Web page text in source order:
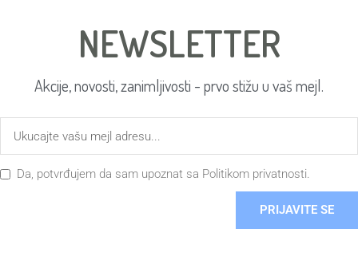
NEWSLETTER
Akcije, novosti, zanimljivosti - prvo stižu u vaš mejl.
Da, potvrđujem da sam upoznat sa Politikom privatnosti.​
PRIJAVITE SE